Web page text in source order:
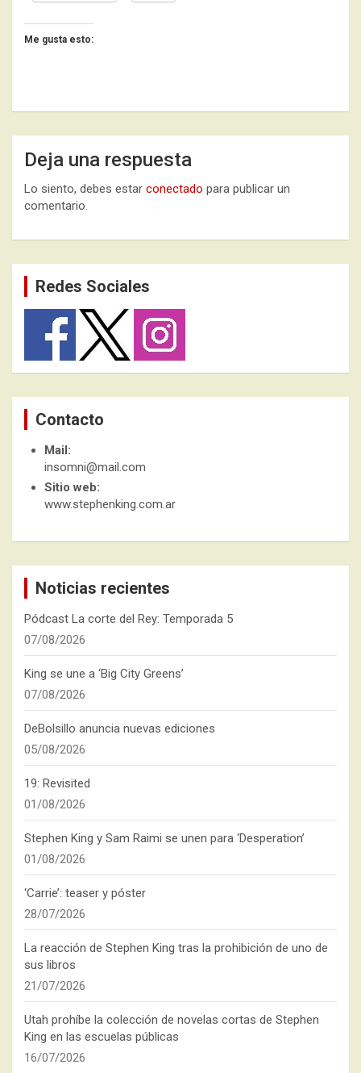
Me gusta esto:
Deja una respuesta
Lo siento, debes estar conectado para publicar un
comentario.
Redes Sociales
Contacto
Mail:
insomni@mail.com
Sitio web:
www.stephenking.com.ar
Noticias recientes
Pódcast La corte del Rey: Temporada 5
07/08/2026
King se une a ‘Big City Greens’
07/08/2026
DeBolsillo anuncia nuevas ediciones
05/08/2026
19: Revisited
01/08/2026
Stephen King y Sam Raimi se unen para ‘Desperation’
01/08/2026
‘Carrie’: teaser y póster
28/07/2026
La reacción de Stephen King tras la prohibición de uno de
sus libros
21/07/2026
Utah prohíbe la colección de novelas cortas de Stephen
King en las escuelas públicas
16/07/2026